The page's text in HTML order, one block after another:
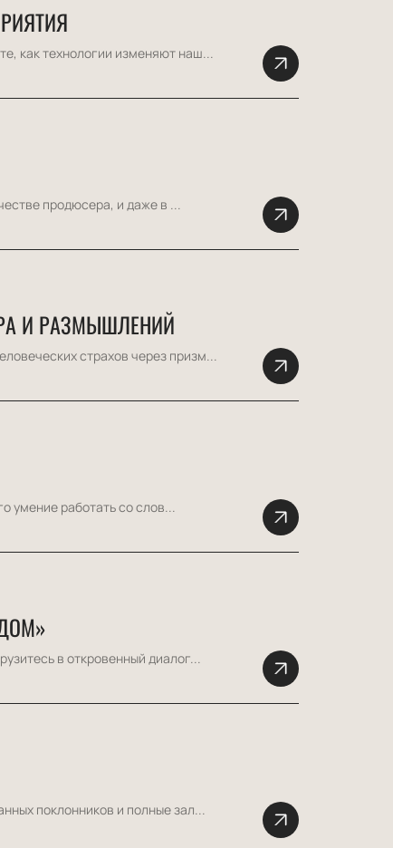
как технологии изменяют наш...
продюсера, и даже в ...
И РАЗМЫШЛЕНИЙ
страхов через призм...
работать со слов...
в откровенный диалог...
поклонников и полные зал...